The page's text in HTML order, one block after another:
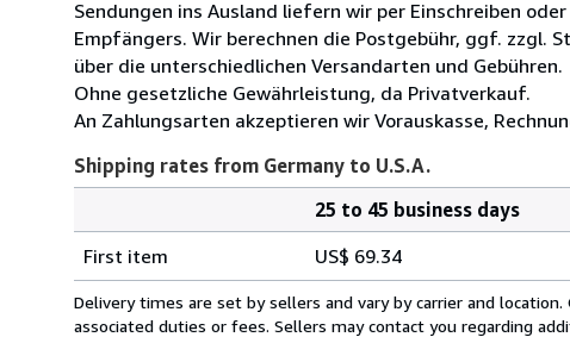
Sendungen ins Ausland liefern wir per Einschreiben
Empfängers. Wir berechnen die Postgebühr, ggf. zzgl.
über die unterschiedlichen Versandarten und Gebühren.
Ohne gesetzliche Gewährleistung, da Privatverkauf.
An Zahlungsarten akzeptieren wir Vorauskasse,
Shipping rates from Germany to U.S.A.
rates
from
Germany
25 to 45 business days
First item
US$ 69.34
Delivery times are set by sellers and vary by carrier and
associated duties or fees. Sellers may contact you regarding